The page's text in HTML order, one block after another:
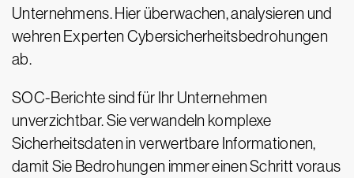
Unternehmens. Hier überwachen, analysieren und
wehren Experten Cybersicherheitsbedrohungen
ab.
SOC-Berichte sind für Ihr Unternehmen
unverzichtbar. Sie verwandeln komplexe
Sicherheitsdaten in verwertbare Informationen,
damit Sie Bedrohungen immer einen Schritt voraus